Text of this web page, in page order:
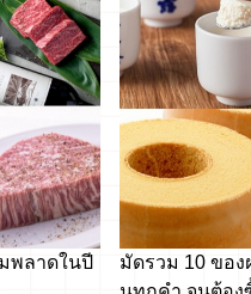
พลาดในปี
มัดรวม 10 ขอ